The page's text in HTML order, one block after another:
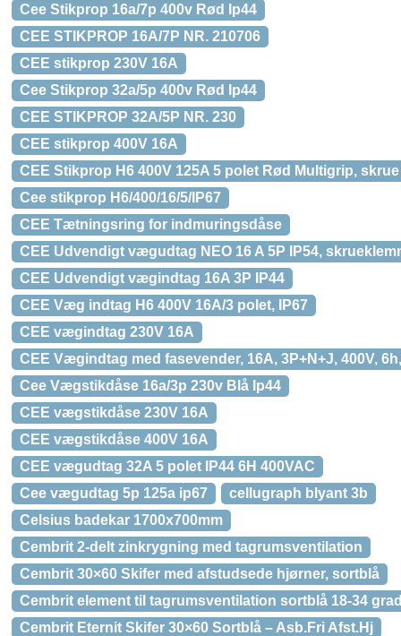
Cee Stikprop 16a/7p 400v Rød Ip44
CEE STIKPROP 16A/7P NR. 210706
CEE stikprop 230V 16A
Cee Stikprop 32a/5p 400v Rød Ip44
CEE STIKPROP 32A/5P NR. 230
CEE stikprop 400V 16A
CEE Stikprop H6 400V 125A 5 polet Rød Multigrip,
Cee stikprop H6/400/16/5/IP67
CEE Tætningsring for indmuringsdåse
CEE Udvendigt vægudtag NEO 16 A 5P IP54,
CEE Udvendigt vægindtag 16A 3P IP44
CEE Væg indtag H6 400V 16A/3 polet, IP67
CEE vægindtag 230V 16A
CEE Vægindtag med fasevender, 16A, 3P+N+J, 400V,
Cee Vægstikdåse 16a/3p 230v Blå Ip44
CEE vægstikdåse 230V 16A
CEE vægstikdåse 400V 16A
CEE vægudtag 32A 5 polet IP44 6H 400VAC
Cee vægudtag 5p 125a ip67
cellugraph blyant 3b
Celsius badekar 1700x700mm
Cembrit 2-delt zinkrygning med tagrumsventilation
Cembrit 30×60 Skifer med afstudsede hjørner, sortblå
Cembrit element til tagrumsventilation sortblå 18-34
Cembrit Eternit Skifer 30×60 Sortblå – Asb.Fri Afst.Hj